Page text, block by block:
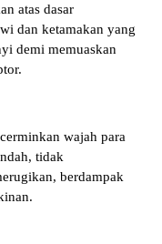
atas dasar
dan ketamakan yang
demi memuaskan
wajah para
tidak
berdampak